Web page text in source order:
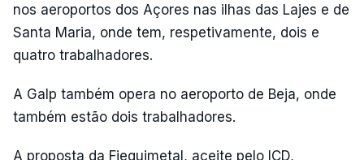
nos aeroportos dos Açores nas ilhas das Lajes e de
Santa Maria, onde tem, respetivamente, dois e
quatro trabalhadores.
A Galp também opera no aeroporto de Beja, onde
também estão dois trabalhadores.
A proposta da Fiequimetal, aceite pelo ICD,